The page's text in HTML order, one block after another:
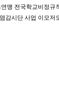
맹 전국학교비정규
감시단 사업 이모저